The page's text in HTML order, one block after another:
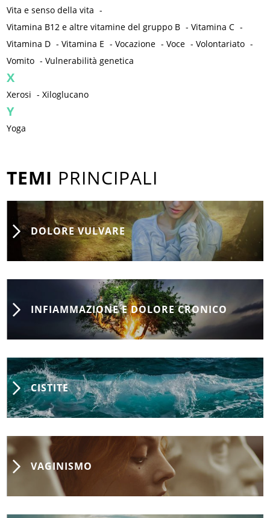
Vita e senso della vita -
Vitamina B12 e altre vitamine del gruppo B -Vitamina C -
Vitamina D -Vitamina E -Vocazione -Voce -Volontariato -
Vomito -Vulnerabilità genetica
X
Xerosi -Xiloglucano
Y
Yoga
TEMI PRINCIPALI
DOLORE VULVARE
INFIAMMAZIONE E DOLORE CRONICO
CISTITE
VAGINISMO